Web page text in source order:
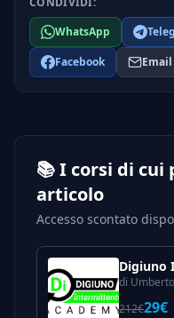
WhatsApp
Facebook
Email
📚 I corsi di
articolo
Accesso scontato
di
212€29€